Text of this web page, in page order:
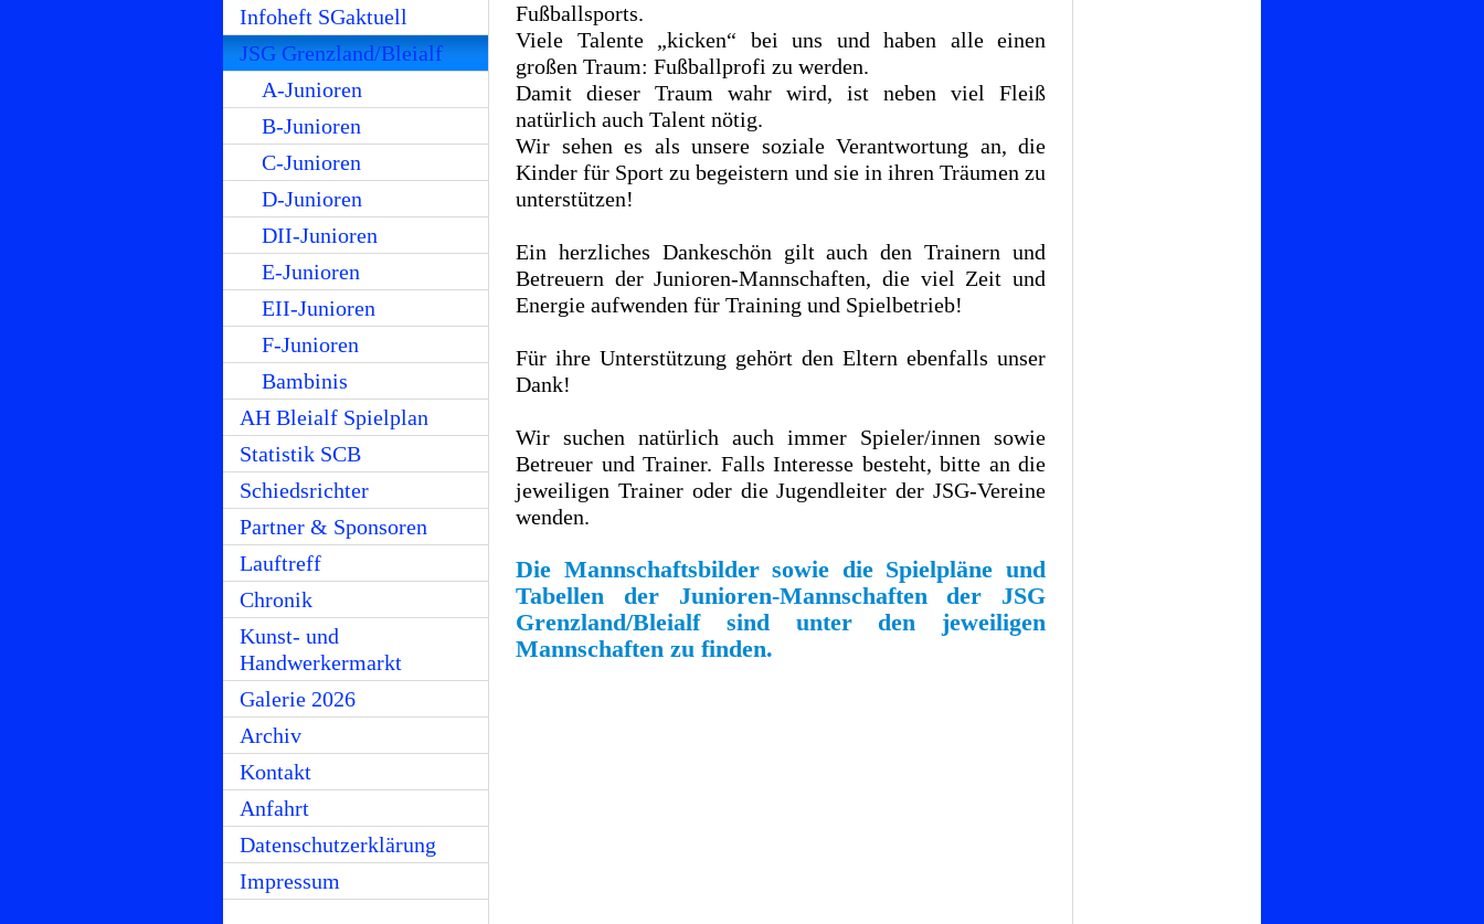
Infoheft SGaktuell
JSG Grenzland/Bleialf
A-Junioren
B-Junioren
C-Junioren
D-Junioren
DII-Junioren
E-Junioren
EII-Junioren
F-Junioren
Bambinis
AH Bleialf Spielplan
Statistik SCB
Schiedsrichter
Partner & Sponsoren
Lauftreff
Chronik
Kunst- und
Handwerkermarkt
Galerie 2026
Archiv
Kontakt
Anfahrt
Datenschutzerklärung
Impressum
Fußballsports.
Viele Talente „kicken“ bei uns und haben alle einen
großen Traum: Fußballprofi zu werden.
Damit dieser Traum wahr wird, ist neben viel Fleiß
natürlich auch Talent nötig.
Wir sehen es als unsere soziale Verantwortung an, die
Kinder für Sport zu begeistern und sie in ihren Träumen zu
unterstützen!
Ein herzliches Dankeschön gilt auch den Trainern und
Betreuern der Junioren-Mannschaften, die viel Zeit und
Energie aufwenden für Training und Spielbetrieb!
Für ihre Unterstützung gehört den Eltern ebenfalls unser
Dank!
Wir suchen natürlich auch immer Spieler/innen sowie
Betreuer und Trainer. Falls Interesse besteht, bitte an die
jeweiligen Trainer oder die Jugendleiter der JSG-Vereine
wenden.
Die Mannschaftsbilder sowie die Spielpläne und
Tabellen der Junioren-Mannschaften der JSG
Grenzland/Bleialf sind unter den jeweiligen
Mannschaften zu finden.